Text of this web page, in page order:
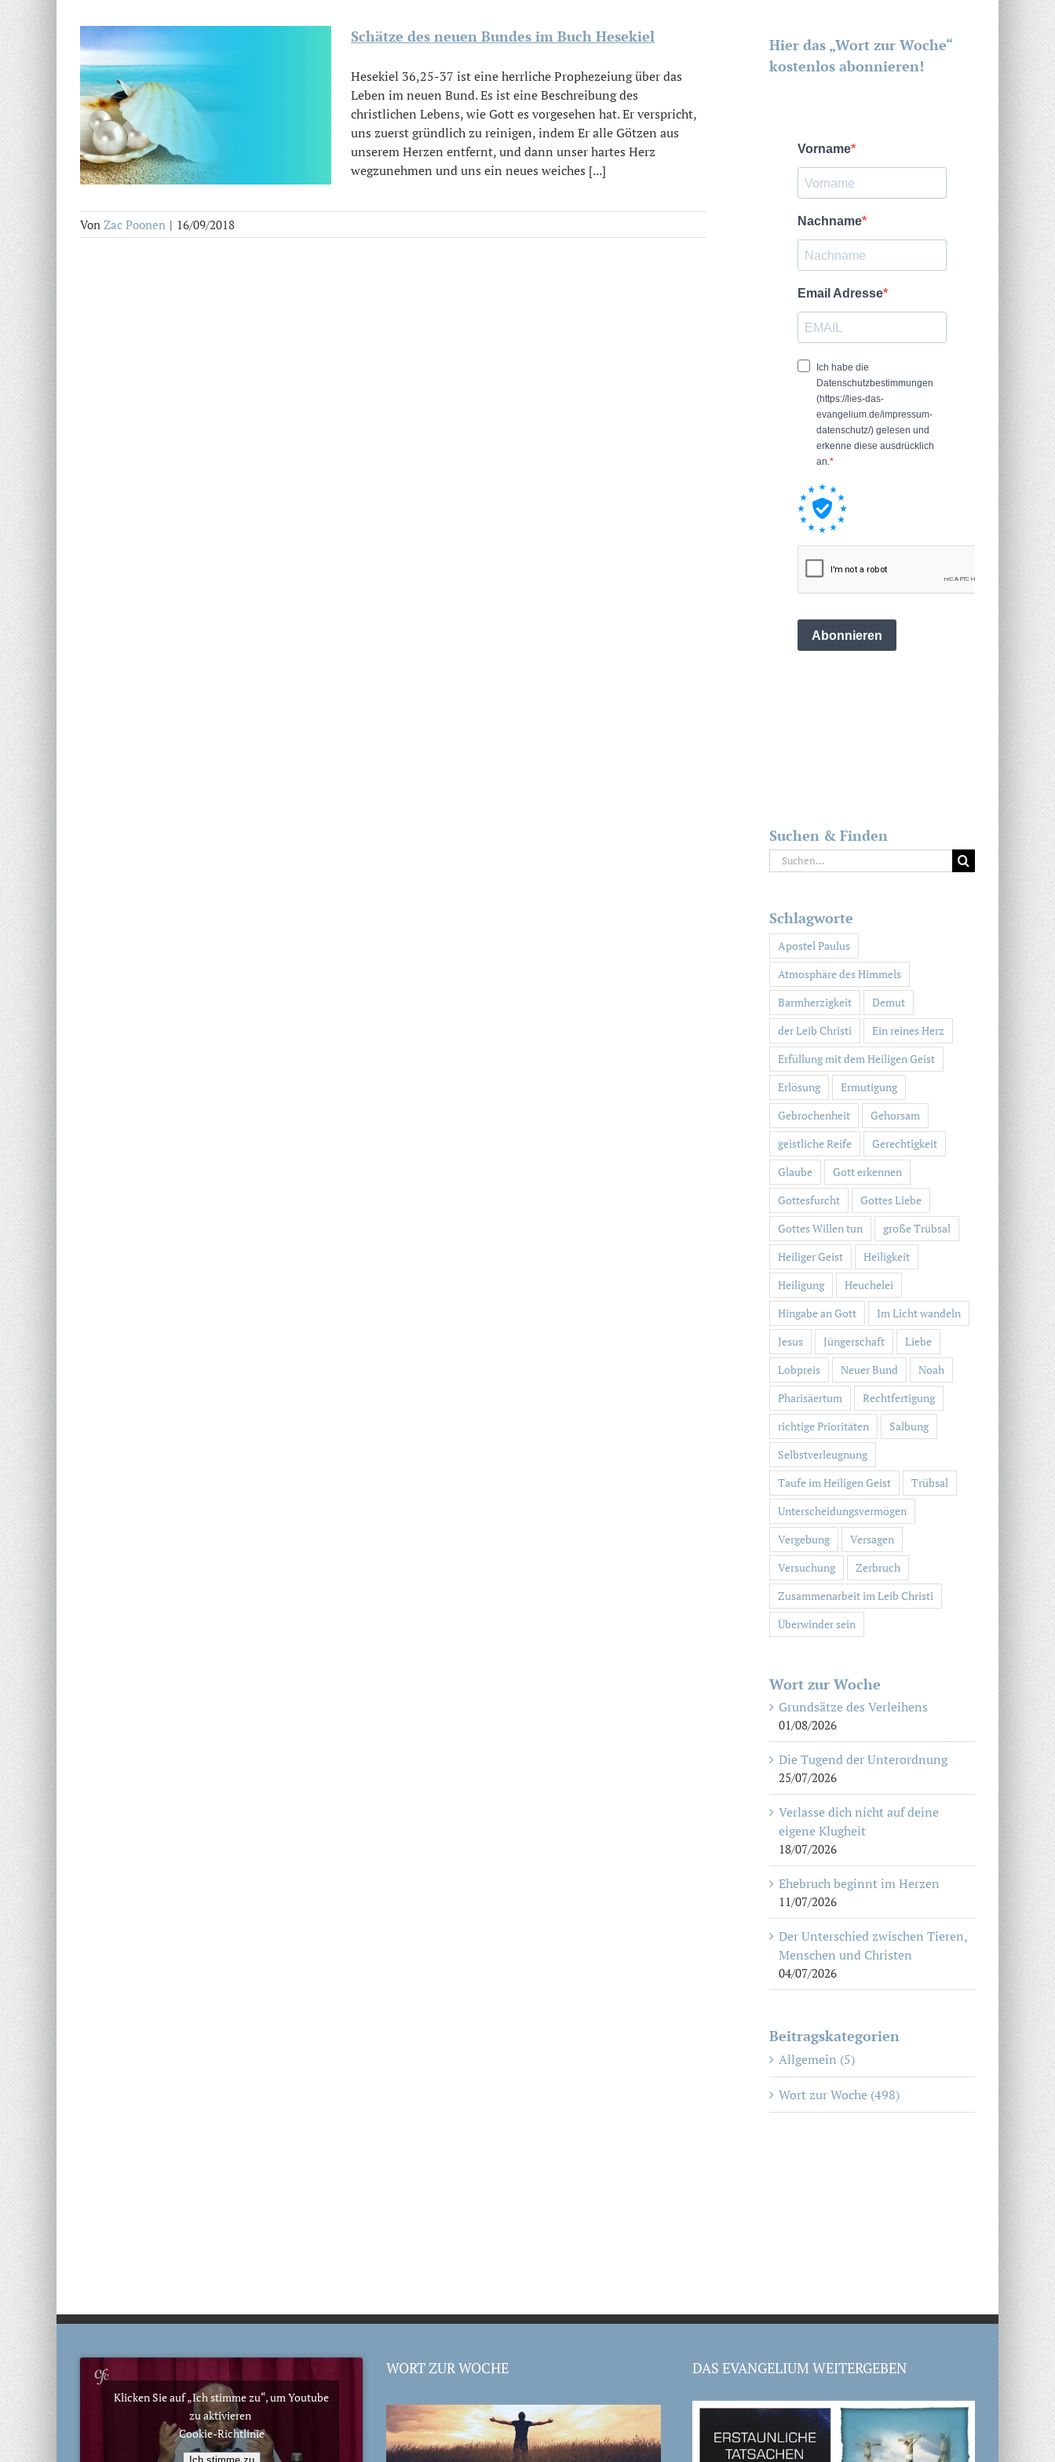
Schätze des neuen Bundes im Buch Hesekiel
Hesekiel 36,25-37 ist eine herrliche Prophezeiung über das
Leben im neuen Bund. Es ist eine Beschreibung des
christlichen Lebens, wie Gott es vorgesehen hat. Er verspricht,
uns zuerst gründlich zu reinigen, indem Er alle Götzen aus
unserem Herzen entfernt, und dann unser hartes Herz
wegzunehmen und uns ein neues weiches [...]
Von Zac Poonen | 16/09/2018
Hier das „Wort zur Woche“
kostenlos abonnieren!
Suchen & Finden
Suche
nach:
Schlagworte
Apostel Paulus
Atmosphäre des Himmels
Barmherzigkeit
Demut
der Leib Christi
Ein reines Herz
Erfüllung mit dem Heiligen Geist
Erlösung
Ermutigung
Gebrochenheit
Gehorsam
geistliche Reife
Gerechtigkeit
Glaube
Gott erkennen
Gottesfurcht
Gottes Liebe
Gottes Willen tun
große Trübsal
Heiliger Geist
Heiligkeit
Heiligung
Heuchelei
Hingabe an Gott
Im Licht wandeln
Jesus
Jüngerschaft
Liebe
Lobpreis
Neuer Bund
Noah
Pharisäertum
Rechtfertigung
richtige Prioritäten
Salbung
Selbstverleugnung
Taufe im Heiligen Geist
Trübsal
Unterscheidungsvermögen
Vergebung
Versagen
Versuchung
Zerbruch
Zusammenarbeit im Leib Christi
Überwinder sein
Wort zur Woche
Grundsätze des Verleihens
01/08/2026
Die Tugend der Unterordnung
25/07/2026
Verlasse dich nicht auf deine
eigene Klugheit
18/07/2026
Ehebruch beginnt im Herzen
11/07/2026
Der Unterschied zwischen Tieren,
Menschen und Christen
04/07/2026
Beitragskategorien
Allgemein (5)
Wort zur Woche (498)
Klicken Sie auf „Ich stimme zu“, um Youtube
zu aktivieren
Cookie-Richtlinie
WORT ZUR WOCHE DAS EVANGELIUM WEITERGEBEN